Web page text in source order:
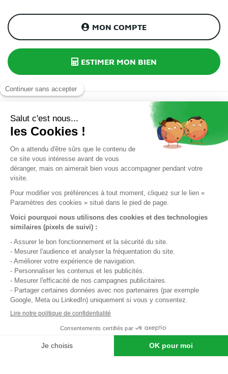
MON COMPTE
ESTIMER MON BIEN
INSCRIPTION À NOTRE NEWSLETTER
J’accepte la politique de confidentialité.*
J'accepte de recevoir par e-mail des informations et offres
de La Française Immobilière. Ces e-mails peuvent contenir
des technologies de suivi (pixels) permettant de mesurer
leur ouverture et d'améliorer nos communications. Je peux
retirer mon consentement à tout moment via le lien de
désinscription présent dans chaque e-mail.
QUI SOMMES-NOUS ?
Nos agences